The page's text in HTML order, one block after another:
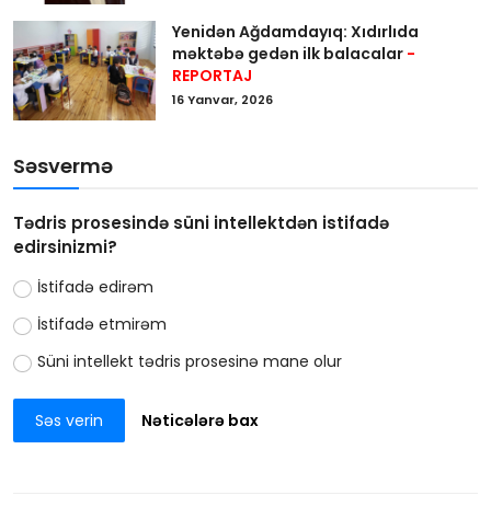
Yenidən Ağdamdayıq: Xıdırlıda
məktəbə gedən ilk balacalar -
REPORTAJ
16 Yanvar, 2026
Səsvermə
Tədris prosesində süni intellektdən istifadə
edirsinizmi?
İstifadə edirəm
İstifadə etmirəm
Süni intellekt tədris prosesinə mane olur
Səs verin Nəticələrə bax